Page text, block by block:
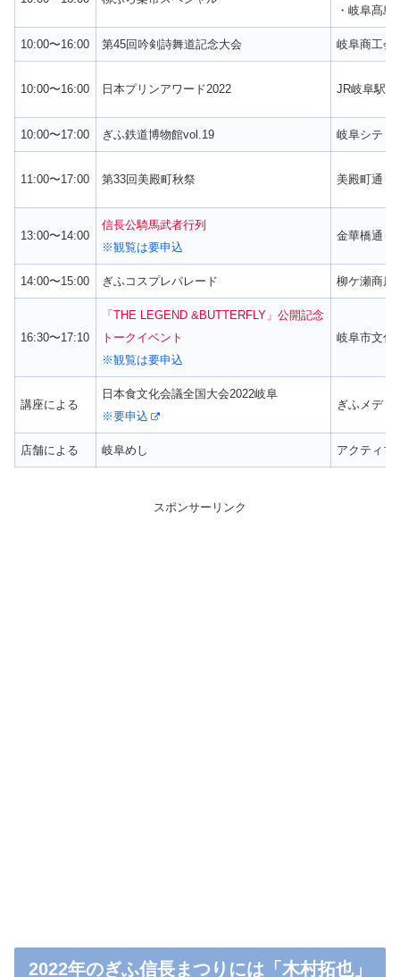
・岐阜髙
10:00〜16:00 第45回吟剣詩舞道記念大会 岐阜商工会
10:00〜16:00 日本プリンアワード2022 JR岐阜駅
10:00〜17:00 ぎふ鉄道博物館vol.19 岐阜シティ
11:00〜17:00 第33回美殿町秋祭 美殿町通り
13:00〜14:00
信長公騎馬武者行列
※観覧は要申込
金華橋通り
14:00〜15:00 ぎふコスプレパレード 柳ケ瀬商店
16:30〜17:10
「THE LEGEND &BUTTERFLY」公開記念
トークイベント
※観覧は要申込
岐阜市文化
講座による
日本食文化会議全国大会2022岐阜
※要申込
ぎふメディ
店舗による 岐阜めし アクティブ
スポンサーリンク
2022年のぎふ信長まつりには「木村拓也」